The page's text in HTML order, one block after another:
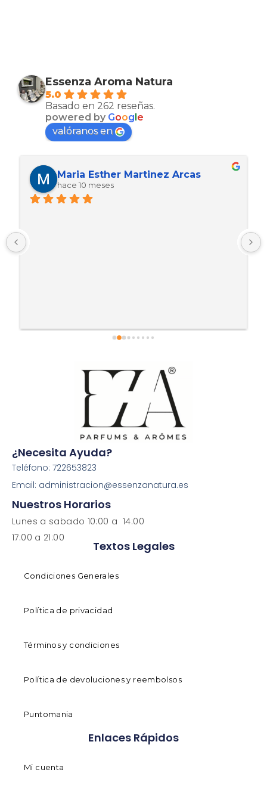
Essenza Aroma Natura
5.0
Basado en 262 reseñas.
powered by Goog e
valóranos en
Maria Esther Martinez Arcas
hace 10 meses
¿Necesita Ayuda?
Teléfono: 722653823
Email: administracion@essenzanatura.es
Nuestros Horarios
Lunes a sabado 10:00 a 14:00
17:00 a 21:00
Textos Legales
Condiciones Generales
Política de privacidad
Términos y condiciones
Política de devoluciones y reembolsos
Puntomania
Enlaces Rápidos
Mi cuenta